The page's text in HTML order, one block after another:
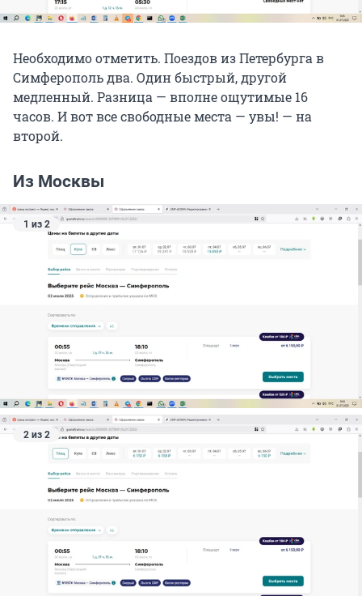
Необходимо отметить. Поездов из Петербурга в
Симферополь два. Один быстрый, другой
медленный. Разница — вполне ощутимые 16
часов. И вот все свободные места — увы! — на
второй.
Из Москвы
1 из 2
2 из 2